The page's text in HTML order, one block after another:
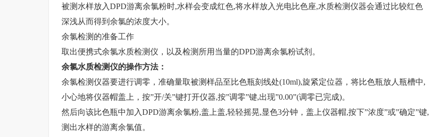
被测水样放入DPD游离余氯粉时,水样会变成红色,将水样放入光电比色座,水质检测仪器会通过比较红色
深浅从而得到余氯的浓度大小。
余氯检测的准备工作
取出便携式余氯水质检测仪，以及检测所用当量的DPD游离余氯粉试剂。
余氯水质检测仪的操作方法：
余氯检测仪器要进行调零，准确量取被测样品至比色瓶刻线处(10ml),旋紧定位器，将比色瓶放人瓶槽中,
小心地将仪器帽盖上，按”开/关”键打开仪器,按”调零”键,出现”0.00”(调零已完成)。
然后向该比色瓶中加入DPD游离余氯粉,盖上盖,轻轻摇晃,显色3分钟，盖上仪器帽,按下”浓度”或”确定”键,
测出水样的游离余氯值。